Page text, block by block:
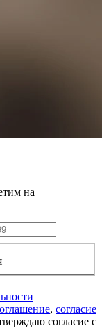
на
, согласие
согласие с